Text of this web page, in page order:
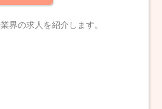
界の求人を紹介します。